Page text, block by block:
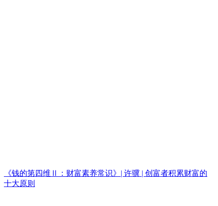
《钱的第四维Ⅱ：财富素养常识》| 许骥 | 创富者积累财富的
十大原则